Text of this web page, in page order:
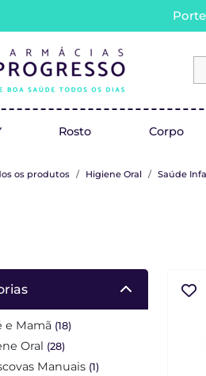
Rosto Corpo
os produtos Higiene Oral Saúde
e Mamã (18)
Oral (28)
Manuais (1)